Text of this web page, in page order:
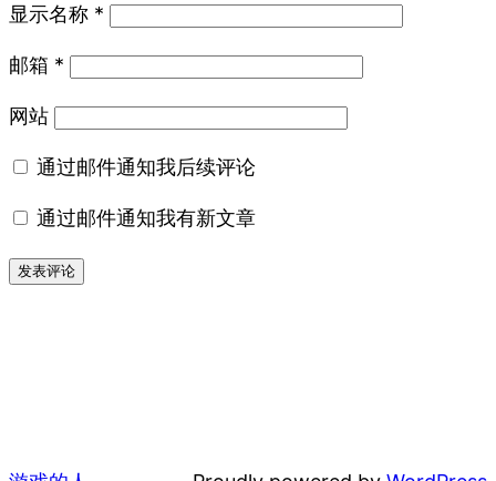
显示名称 *
邮箱 *
网站
通过邮件通知我后续评论
通过邮件通知我有新文章